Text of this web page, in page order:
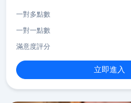
一對多點數
一對一點數
滿意度評分
立即進入